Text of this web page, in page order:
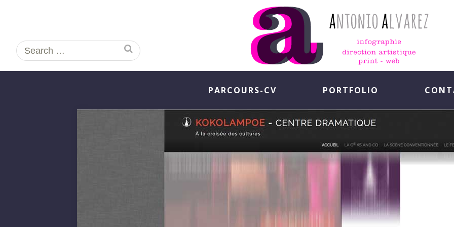
Search
for:
PARCOURS-CV PORTFOLIO